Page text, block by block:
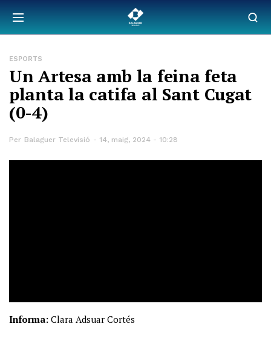
ESPORTS
Un Artesa amb la feina feta
planta la catifa al Sant Cugat
(0-4)
Per Balaguer Televisió 14, maig, 2024 - 10:28
Informa: Clara Adsuar Cortés